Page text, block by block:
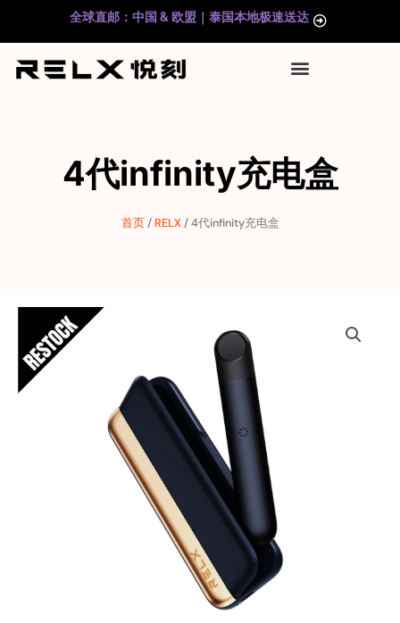
内
全球直邮：中国 & 欧盟｜泰国本地极速送达
4代infinity充电盒
首页/ RELX/ 4代infinity充电盒